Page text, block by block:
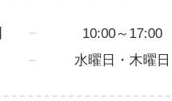
10:00～17:00
水曜日・木曜日